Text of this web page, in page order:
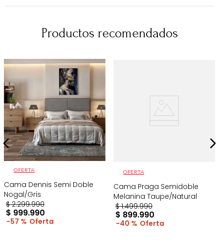
Productos recomendados
OFERTA
Cama Dennis Semi Doble
Nogal/Gris
$ 2.299.990
$ 999.990
57 %
OFERTA
Cama Praga Semidoble
Melanina Taupe/Natural
$ 1.499.990
$ 899.990
40 %